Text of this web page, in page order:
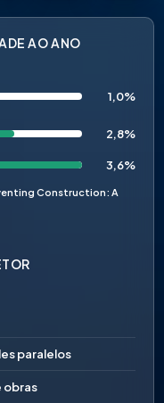
AO ANO
1,0%
2,8%
3,6%
Construction: A
paralelos
obras